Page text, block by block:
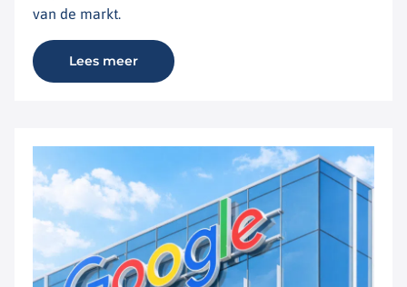
van de markt.
Lees meer